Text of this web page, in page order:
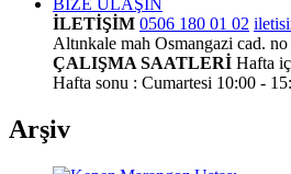
İLETİŞİM 0506 180 01 02
Altınkale mah Osmangazi cad.
ÇALIŞMA SAATLERİ Hafta
Hafta sonu : Cumartesi 10:00 -
Arşiv